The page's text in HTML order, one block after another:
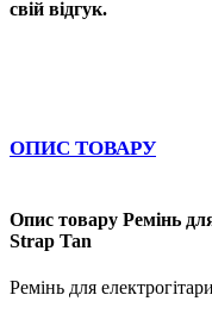
свій відгук.
ОПИС ТОВАРУ
Опис товару Ремінь
Strap Tan
Ремінь для електрогітари